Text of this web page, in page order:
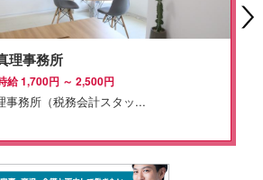
理事務所
給 1,700円 ～ 2,500円
事務所（税務会計スタッ...